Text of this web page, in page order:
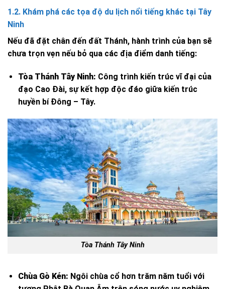
1.2. Khám phá các tọa độ du lịch nổi tiếng khác tại Tây
Ninh
Nếu đã đặt chân đến đất Thánh, hành trình của bạn sẽ
chưa trọn vẹn nếu bỏ qua các địa điểm danh tiếng:
Tòa Thánh Tây Ninh: Công trình kiến trúc vĩ đại của
đạo Cao Đài, sự kết hợp độc đáo giữa kiến trúc
huyền bí Đông – Tây.
Tòa Thánh Tây Ninh
Chùa Gò Kén: Ngôi chùa cổ hơn trăm năm tuổi với